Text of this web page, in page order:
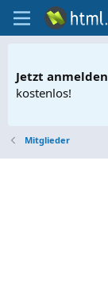
Jetzt anmelden
kostenlos!
Mitglieder